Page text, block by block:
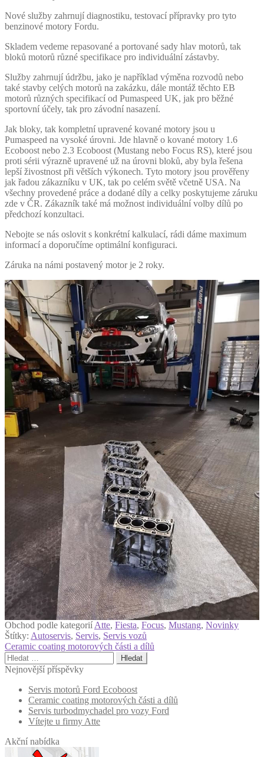
Nové služby zahrnují diagnostiku, testovací přípravky pro tyto
benzinové motory Fordu.
Skladem vedeme repasované a portované sady hlav motorů, tak
bloků motorů různé specifikace pro individuální zástavby.
Služby zahrnují údržbu, jako je například výměna rozvodů nebo
také stavby celých motorů na zakázku, dále montáž těchto EB
motorů různých specifikací od Pumaspeed UK, jak pro běžné
sportovní účely, tak pro závodní nasazení.
Jak bloky, tak kompletní upravené kované motory jsou u
Pumaspeed na vysoké úrovni. Jde hlavně o kované motory 1.6
Ecoboost nebo 2.3 Ecoboost (Mustang nebo Focus RS), které jsou
proti sérii výrazně upravené už na úrovni bloků, aby byla řešena
lepší živostnost při větších výkonech. Tyto motory jsou prověřeny
jak řadou zákazníku v UK, tak po celém světě včetně USA. Na
všechny provedené práce a dodané díly a celky poskytujeme záruku
zde v ČR. Zákazník také má možnost individuální volby dílů po
předchozí konzultaci.
Nebojte se nás oslovit s konkrétní kalkulací, rádi dáme maximum
informací a doporučíme optimální konfiguraci.
Záruka na námi postavený motor je 2 roky.
Obchod podle kategorií Atte, Fiesta, Focus, Mustang, Novinky
Štítky: Autoservis, Servis, Servis vozů
Navigace
pro
Předchozí
příspěvek:
Ceramic coating motorových části a dílů
Vyhledávání
Nejnovější příspěvky
Servis motorů Ford Ecoboost
Ceramic coating motorových části a dílů
Servis turbodmychadel pro vozy Ford
Vítejte u firmy Atte
Akční nabídka